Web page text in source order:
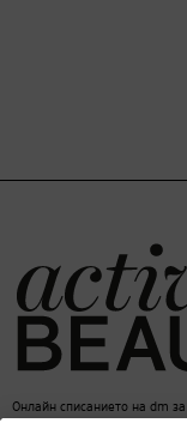
Онлайн списанието на dm